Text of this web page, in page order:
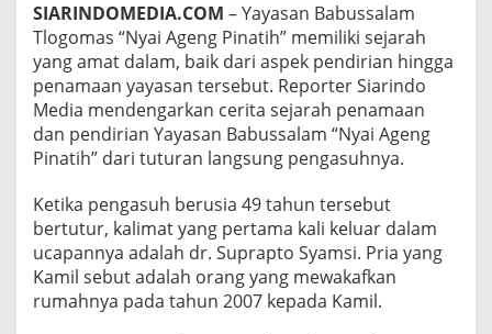
A
S
A
N
B
A
B
U
S
A
L
A
M
“
N
SIARINDOMEDIA.COM – Yayasan Babussalam
Tlogomas “Nyai Ageng Pinatih” memiliki sejarah
yang amat dalam, baik dari aspek pendirian hingga
penamaan yayasan tersebut. Reporter Siarindo
Media mendengarkan cerita sejarah penamaan
dan pendirian Yayasan Babussalam “Nyai Ageng
Pinatih” dari tuturan langsung pengasuhnya.
Ketika pengasuh berusia 49 tahun tersebut
bertutur, kalimat yang pertama kali keluar dalam
ucapannya adalah dr. Suprapto Syamsi. Pria yang
Kamil sebut adalah orang yang mewakafkan
rumahnya pada tahun 2007 kepada Kamil.